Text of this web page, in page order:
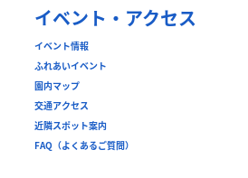
イベント・アクセス
イベント情報
ふれあいイベント
園内マップ
交通アクセス
近隣スポット案内
FAQ（よくあるご質問）